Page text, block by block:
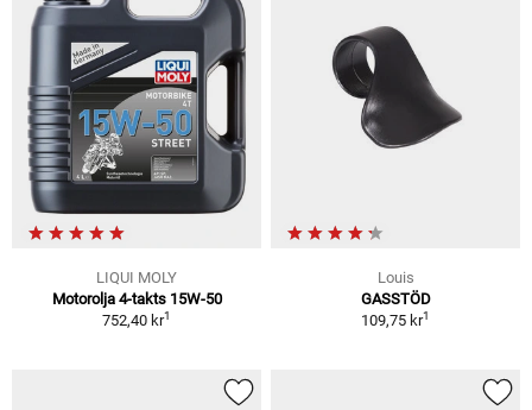
LIQUI MOLY
Motorolja 4-takts 15W-50
752,40 kr1
Louis
GASSTÖD
109,75 kr1